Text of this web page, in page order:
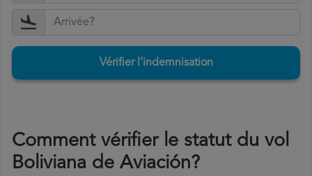
Vérifier l'indemnisation
Comment vérifier le statut du vol
Boliviana de Aviación?